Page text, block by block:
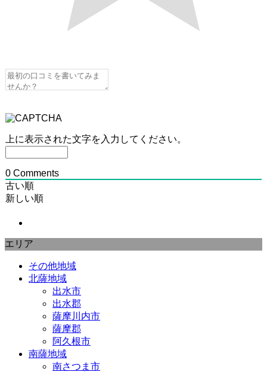
上に表示された文字を入力してください。
0 Comments
古い順
新しい順
エリア
その他地域
北薩地域
出水市
出水郡
薩摩川内市
薩摩郡
阿久根市
南薩地域
南さつま市